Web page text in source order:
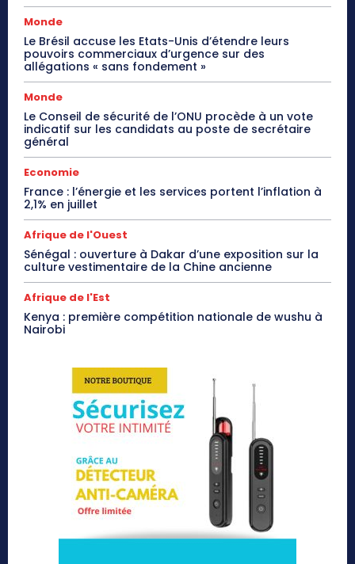
Monde
Le Brésil accuse les Etats-Unis d’étendre leurs
pouvoirs commerciaux d’urgence sur des
allégations « sans fondement »
Monde
Le Conseil de sécurité de l’ONU procède à un vote
indicatif sur les candidats au poste de secrétaire
général
Economie
France : l’énergie et les services portent l’inflation à
2,1% en juillet
Afrique de l'Ouest
Sénégal : ouverture à Dakar d’une exposition sur la
culture vestimentaire de la Chine ancienne
Afrique de l'Est
Kenya : première compétition nationale de wushu à
Nairobi